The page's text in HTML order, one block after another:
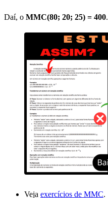
Daí, o MMC(80; 20; 25) = 400.
Veja exercícios de MMC.